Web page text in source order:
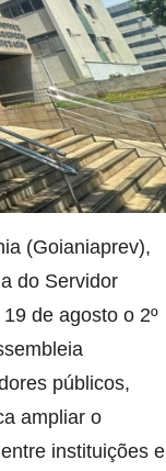
(Goianiaprev),
do Servidor
de agosto o 2º
públicos,
ampliar o
instituições e